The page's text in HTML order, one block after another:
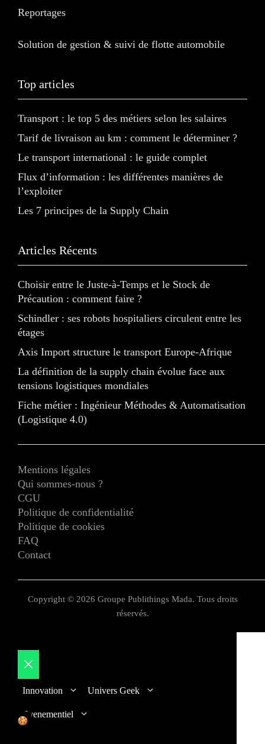
Reportages
Solution de gestion & suivi de flotte automobile
Top articles
Transport : le top 5 des métiers selon les salaires
Tarif de livraison au km : comment le déterminer ?
Le transport international : le guide complet
Flux d’information : les différentes manières de
l’exploiter
Les 7 principes de la Supply Chain
Articles Récents
Choisir entre le Juste-à-Temps et le Stock de
Précaution : comment faire ?
Schindler : ses robots hospitaliers circulent entre les
étages
Axis Import structure le transport Europe-Afrique
La définition de la supply chain évolue face aux
tensions logistiques mondiales
Fiche métier : Ingénieur Méthodes & Automatisation
(Logistique 4.0)
Mentions légales
Qui sommes-nous ?
CGU
Politique de confidentialité
Politique de cookies
FAQ
Contact
Copyright © 2026 Groupe Publithings Mada. Tous droits
réservés.
Fermer
Innovation Univers Geek
Evenementiel